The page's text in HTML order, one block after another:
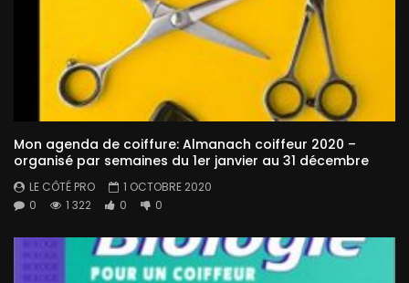
Mon agenda de coiffure: Almanach coiffeur 2020 –
organisé par semaines du 1er janvier au 31 décembre
LE CÔTÉ PRO
1 OCTOBRE 2020
0
1 322 0 0